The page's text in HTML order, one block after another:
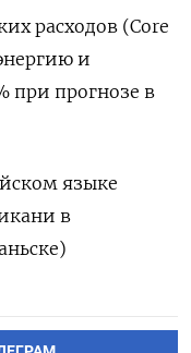
расходов (Core
и
при прогнозе в
языке
в